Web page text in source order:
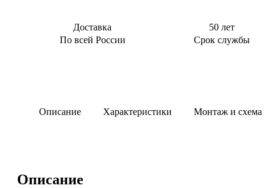
2.4 м3/сут
3 м3/сут
Доставка
По всей России
50 лет
Срок службы
Описание Характеристики Монтаж и схема
Описание